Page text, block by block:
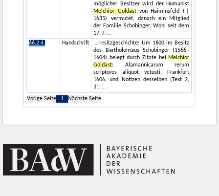
möglicher Besitzer wird der Humanist
Melchior Goldastvon Haiminsfeld (†
1635) vermutet, danach ein Mitglied
der Familie Schobinger. Wohl seit dem
17. Ja
66.2.4.
Handschrift
Besitzgeschichte: Um 1600 im Besitz
des Bartholomäus Schobinger (1566–
1604) belegt durch Zitate bei Melchior
Goldast: Alamannicarum rerum
scriptores aliquot vetusti. Frankfurt
1606, und Notizen desselben (Text 2,
31v
Vorige Seite
1 Nächste Seite